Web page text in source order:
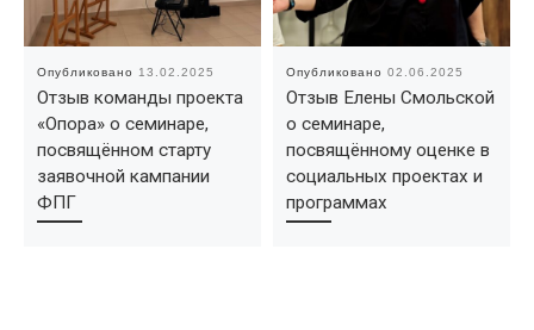
Опубликовано 13.02.2025
Отзыв команды проекта
«Опора» о семинаре,
посвящённом старту
заявочной кампании
ФПГ
Опубликовано 02.06.2025
Отзыв Елены Смольской
о семинаре,
посвящённому оценке в
социальных проектах и
программах